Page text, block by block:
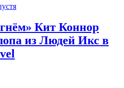
Кит Коннор
из Людей Икс в